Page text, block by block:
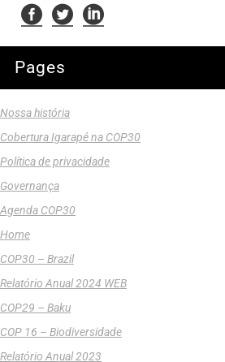
Pages
Nossa história
Cobertura Igarapé na COP30
Política de privacidade
Governança
Agenda COP30
Home
COP30 – Brazil
Relatório Anual 2024 WEB
COP29 – Baku
COP 16 – Biodiversidade
Relatório Anual 2023